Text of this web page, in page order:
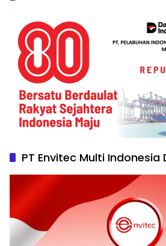
PT Envitec Multi Indonesia